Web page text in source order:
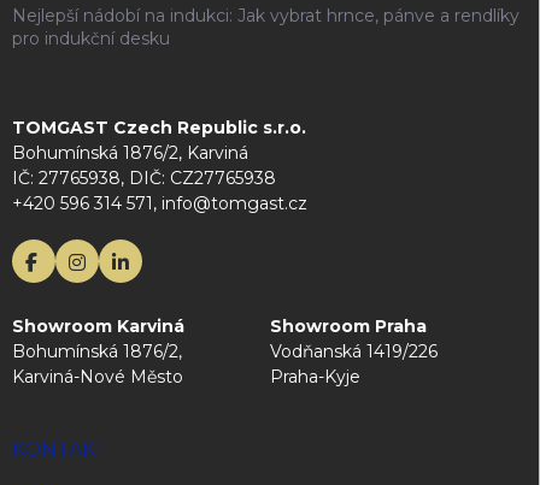
Nejlepší nádobí na indukci: Jak vybrat hrnce, pánve a rendlíky
pro indukční desku
TOMGAST Czech Republic s.r.o.
Bohumínská 1876/2, Karviná
IČ: 27765938, DIČ: CZ27765938
+420 596 314 571, info@tomgast.cz
Showroom Karviná
Bohumínská 1876/2,
Karviná-Nové Město
Showroom Praha
Vodňanská 1419/226
Praha-Kyje
KONTAKT